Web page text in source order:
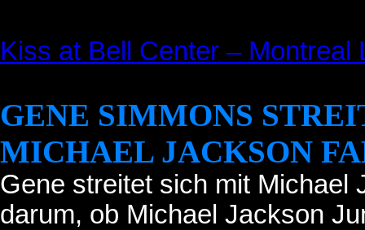
Kiss at Bell Center –
GENE SIMMONS
MICHAEL JACKSON
Gene streitet sich mit Michael
darum, ob Michael Jackson